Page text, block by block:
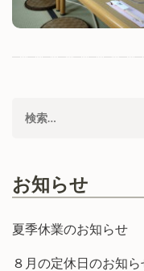
検
お知らせ
夏季休業のお知らせ
８月の定休日のお知ら